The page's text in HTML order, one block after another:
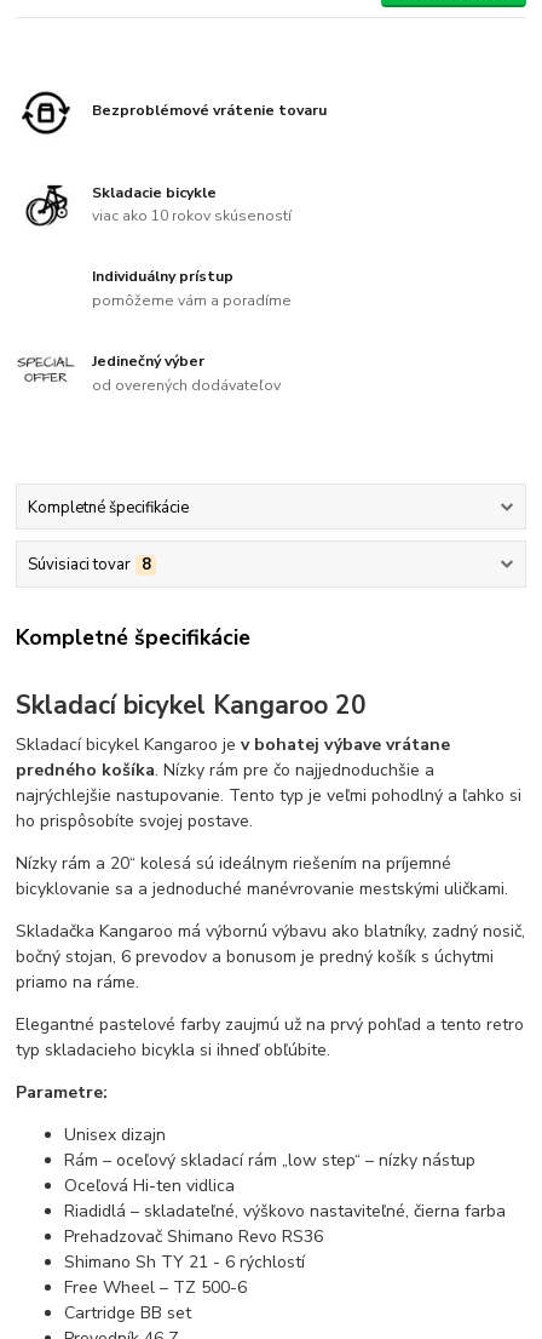
Bezproblémové vrátenie tovaru
Skladacie bicykle
viac ako 10 rokov skúseností
Individuálny prístup
pomôžeme vám a poradíme
Jedinečný výber
od overených dodávateľov
Kompletné špecifikácie
Súvisiaci tovar 8
Kompletné špecifikácie
Skladací bicykel Kangaroo 20
Skladací bicykel Kangaroo jev bohatej výbave vrátane
predného košíka. Nízky rám pre čo najjednoduchšie a
najrýchlejšie nastupovanie. Tento typ je veľmi pohodlný a ľahko si
ho prispôsobíte svojej postave.
Nízky rám a 20“ kolesá sú ideálnym riešením na príjemné
bicyklovanie sa a jednoduché manévrovanie mestskými uličkami.
Skladačka Kangaroo má výbornú výbavu ako blatníky, zadný nosič,
bočný stojan, 6 prevodov a bonusom je predný košík s úchytmi
priamo na ráme.
Elegantné pastelové farby zaujmú už na prvý pohľad a tento retro
typ skladacieho bicykla si ihneď obľúbite.
Parametre:
Unisex dizajn
Rám – oceľový skladací rám „low step“ – nízky nástup
Oceľová Hi-ten vidlica
Riadidlá – skladateľné, výškovo nastaviteľné, čierna farba
Prehadzovač Shimano Revo RS36
Shimano Sh TY 21 - 6 rýchlostí
Free Wheel – TZ 500-6
Cartridge BB set